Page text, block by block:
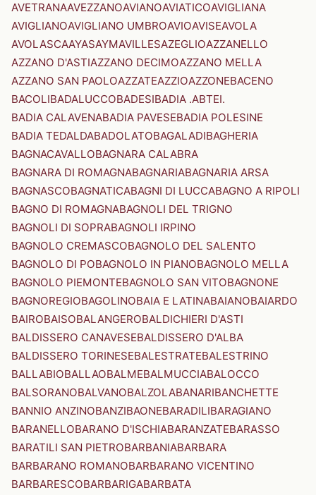
AVETRANAAVEZZANOAVIANOAVIATICOAVIGLIANA
AVIGLIANOAVIGLIANO UMBROAVIOAVISEAVOLA
AVOLASCAAYASAYMAVILLESAZEGLIOAZZANELLO
AZZANO D'ASTIAZZANO DECIMOAZZANO MELLA
AZZANO SAN PAOLOAZZATEAZZIOAZZONEBACENO
BACOLIBADALUCCOBADESIBADIA .ABTEI.
BADIA CALAVENABADIA PAVESEBADIA POLESINE
BADIA TEDALDABADOLATOBAGALADIBAGHERIA
BAGNACAVALLOBAGNARA CALABRA
BAGNARA DI ROMAGNABAGNARIABAGNARIA ARSA
BAGNASCOBAGNATICABAGNI DI LUCCABAGNO A RIPOLI
BAGNO DI ROMAGNABAGNOLI DEL TRIGNO
BAGNOLI DI SOPRABAGNOLI IRPINO
BAGNOLO CREMASCOBAGNOLO DEL SALENTO
BAGNOLO DI POBAGNOLO IN PIANOBAGNOLO MELLA
BAGNOLO PIEMONTEBAGNOLO SAN VITOBAGNONE
BAGNOREGIOBAGOLINOBAIA E LATINABAIANOBAIARDO
BAIROBAISOBALANGEROBALDICHIERI D'ASTI
BALDISSERO CANAVESEBALDISSERO D'ALBA
BALDISSERO TORINESEBALESTRATEBALESTRINO
BALLABIOBALLAOBALMEBALMUCCIABALOCCO
BALSORANOBALVANOBALZOLABANARIBANCHETTE
BANNIO ANZINOBANZIBAONEBARADILIBARAGIANO
BARANELLOBARANO D'ISCHIABARANZATEBARASSO
BARATILI SAN PIETROBARBANIABARBARA
BARBARANO ROMANOBARBARANO VICENTINO
BARBARESCOBARBARIGABARBATA